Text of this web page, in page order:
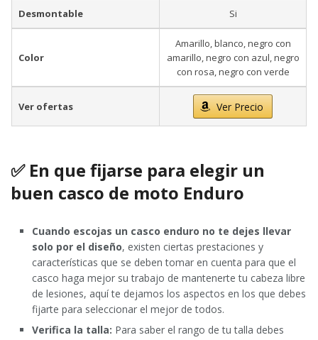
Desmontable Si
Color
Amarillo, blanco, negro con
amarillo, negro con azul, negro
con rosa, negro con verde
Ver ofertas Ver Precio
✅ En que fijarse para elegir un
buen casco de moto Enduro
Cuando escojas un casco enduro no te dejes llevar
solo por el diseño, existen ciertas prestaciones y
características que se deben tomar en cuenta para que el
casco haga mejor su trabajo de mantenerte tu cabeza libre
de lesiones, aquí te dejamos los aspectos en los que debes
fijarte para seleccionar el mejor de todos.
Verifica la talla: Para saber el rango de tu talla debes